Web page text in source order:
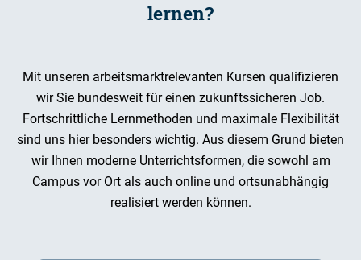
lernen?
Mit unseren arbeitsmarktrelevanten Kursen qualifizieren
wir Sie bundesweit für einen zukunftssicheren Job.
Fortschrittliche Lernmethoden und maximale Flexibilität
sind uns hier besonders wichtig. Aus diesem Grund bieten
wir Ihnen moderne Unterrichtsformen, die sowohl am
Campus vor Ort als auch online und ortsunabhängig
realisiert werden können.